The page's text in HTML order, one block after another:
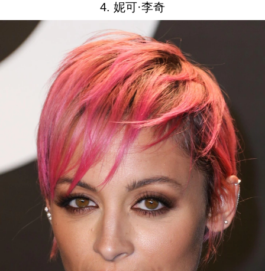
4. 妮可·李奇